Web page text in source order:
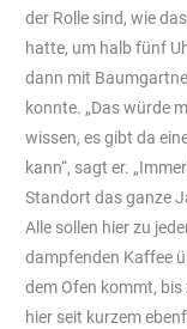
der Rolle sind, wie
hatte, um halb fünf
dann mit
konnte. „Das würde
wissen, es gibt da
kann“, sagt er.
Standort das ganze
Alle sollen hier zu
dampfenden Kaffee
dem Ofen kommt,
hier seit kurzem